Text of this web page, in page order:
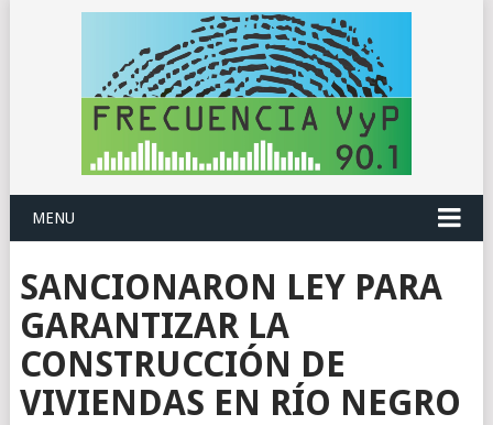
MENU
SANCIONARON LEY PARA
GARANTIZAR LA
CONSTRUCCIÓN DE
VIVIENDAS EN RÍO NEGRO